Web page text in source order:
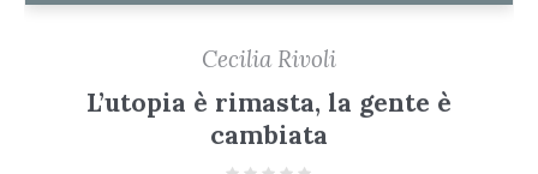
Cecilia Rivoli
L’utopia è rimasta, la gente è
cambiata